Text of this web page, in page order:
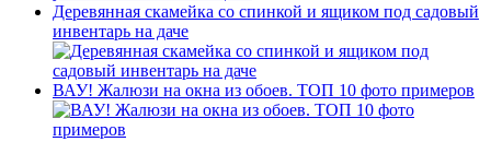
Деревянная скамейка со спинкой и ящиком под садовый
инвентарь на даче
ВАУ! Жалюзи на окна из обоев. ТОП 10 фото примеров